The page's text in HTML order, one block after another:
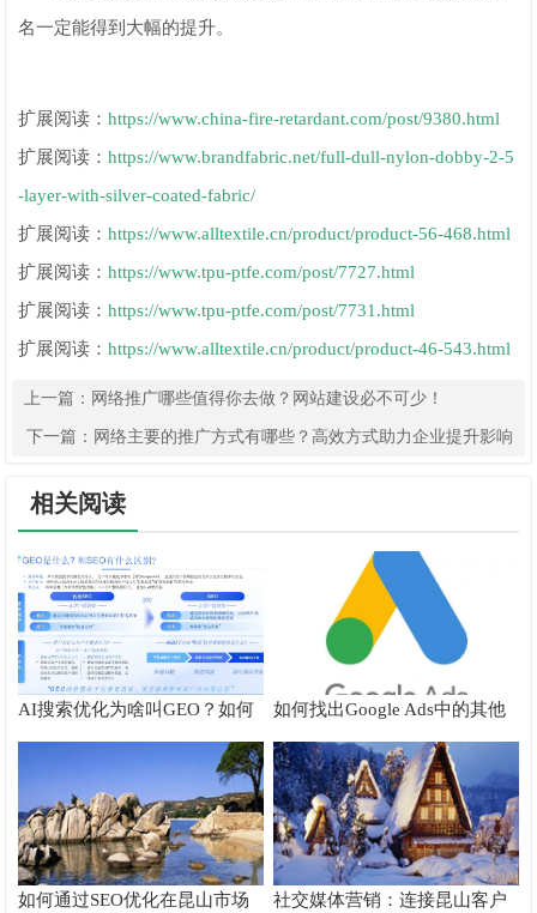
名一定能得到大幅的提升。
扩展阅读：https://www.china-fire-retardant.com/post/9380.html
扩展阅读：https://www.brandfabric.net/full-dull-nylon-dobby-2-5
-layer-with-silver-coated-fabric/
扩展阅读：https://www.alltextile.cn/product/product-56-468.html
扩展阅读：https://www.tpu-ptfe.com/post/7727.html
扩展阅读：https://www.tpu-ptfe.com/post/7731.html
扩展阅读：https://www.alltextile.cn/product/product-46-543.html
上一篇： 网络推广哪些值得你去做？网站建设必不可少！
下一篇： 网络主要的推广方式有哪些？高效方式助力企业提升影响
相关阅读
AI搜索优化为啥叫GEO？如何
在AI搜索中获得排名？
如何找出Google Ads中的其他
搜索字词
如何通过SEO优化在昆山市场 社交媒体营销：连接昆山客户